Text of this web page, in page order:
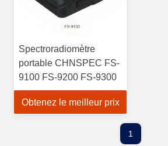
Spectroradiomètre
portable CHNSPEC FS-
9100 FS-9200 FS-9300
Obtenez le meilleur prix
1